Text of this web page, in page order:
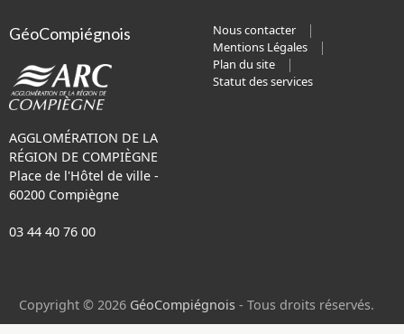
GéoCompiégnois
AGGLOMÉRATION DE LA
RÉGION DE COMPIÈGNE
Place de l'Hôtel de ville -
60200 Compiègne
03 44 40 76 00
Nous contacter
Mentions Légales
Plan du site
Statut des services
Copyright © 2026 GéoCompiégnois - Tous droits réservés.